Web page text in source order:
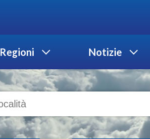
Regioni Notizie